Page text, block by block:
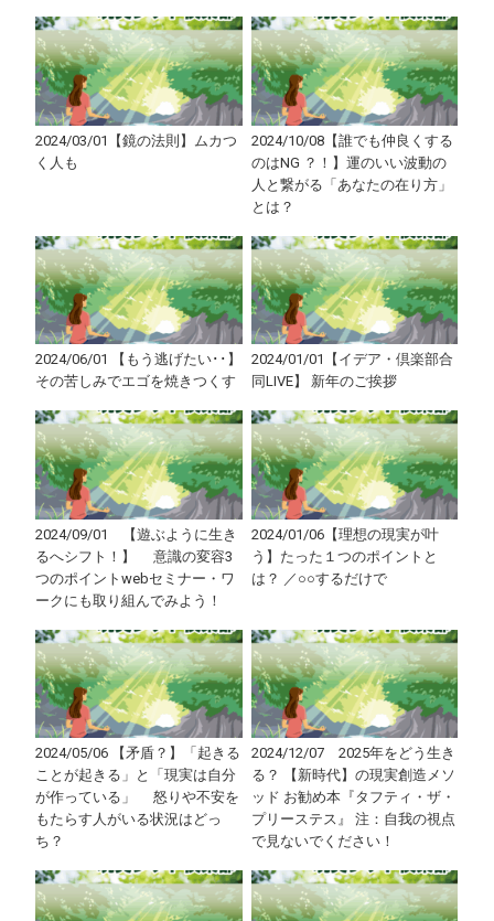
2024/03/01【鏡の法則】ムカつ
く人も
2024/10/08【誰でも仲良くする
のはNG ？！】運のいい波動の
人と繋がる「あなたの在り方」
とは？
2024/06/01 【もう逃げたい･･】
その苦しみでエゴを焼きつくす
2024/01/01【イデア・倶楽部合
同LIVE】 新年のご挨拶
2024/09/01 【遊ぶように生き
るへシフト！】 意識の変容3
つのポイントwebセミナー・ワ
ークにも取り組んでみよう！
2024/01/06【理想の現実が叶
う】たった１つのポイントと
は？ ／○○するだけで
2024/05/06 【矛盾？】「起きる
ことが起きる」と「現実は自分
が作っている」 怒りや不安を
もたらす人がいる状況はどっ
ち？
2024/12/07 2025年をどう生き
る？ 【新時代】の現実創造メソ
ッド お勧め本『タフティ・ザ・
プリーステス』 注：自我の視点
で見ないでください！